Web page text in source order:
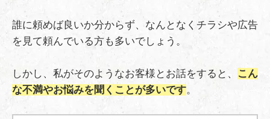
誰に頼めば良いか分からず、なんとなくチラシや広告
を見て頼んでいる方も多いでしょう。
しかし、私がそのようなお客様とお話をすると、
こん
な不満やお悩みを聞くことが多いです。